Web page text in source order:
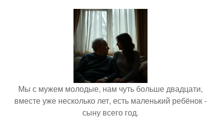
Мы с мужем молодые, нам чуть больше двадцати,
вместе уже несколько лет, есть маленький ребёнок -
сыну всего год.